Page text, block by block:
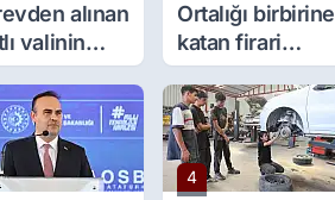
alınan
valinin
sürpriz
Ortalığı birbirine
katan firari
maymun, kadını
yaraladı
4